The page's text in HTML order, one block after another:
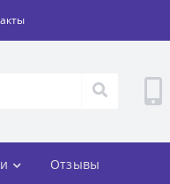
Отзывы